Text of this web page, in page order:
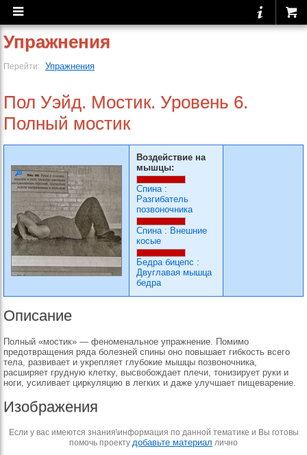
Упражнения
Перейти: Упражнения
Пол Уэйд. Мостик. Уровень 6.
Полный мостик
Воздействие на
мышцы:
Спина:
Разгибатель
позвоночника
Спина: Внешние
косые
Бедра бицепс :
Двуглавая мышца
бедра
Описание
Полный «мостик» — феноменальное упражнение. Помимо
предотвращения ряда болезней спины оно повышает гибкость всего
тела, развивает и укрепляет глубокие мышцы позвоночника,
расширяет грудную клетку, высвобождает плечи, тонизирует руки и
ноги, усиливает циркуляцию в легких и даже улучшает пищеварение.
Изображения
Если у вас имеются знания\информация по данной тематике и Вы готовы
помочь проекту добавьте материал лично